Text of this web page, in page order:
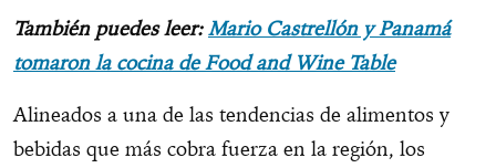
También puedes leer:Mario Castrellón y Panamá
tomaron la cocina de Food and Wine Table
Alineados a una de las tendencias de alimentos y
bebidas que más cobra fuerza en la región, los